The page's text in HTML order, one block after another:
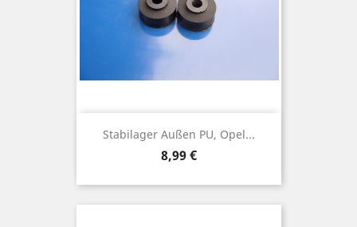
Stabilager Außen PU, Opel...
Preis
8,99 €